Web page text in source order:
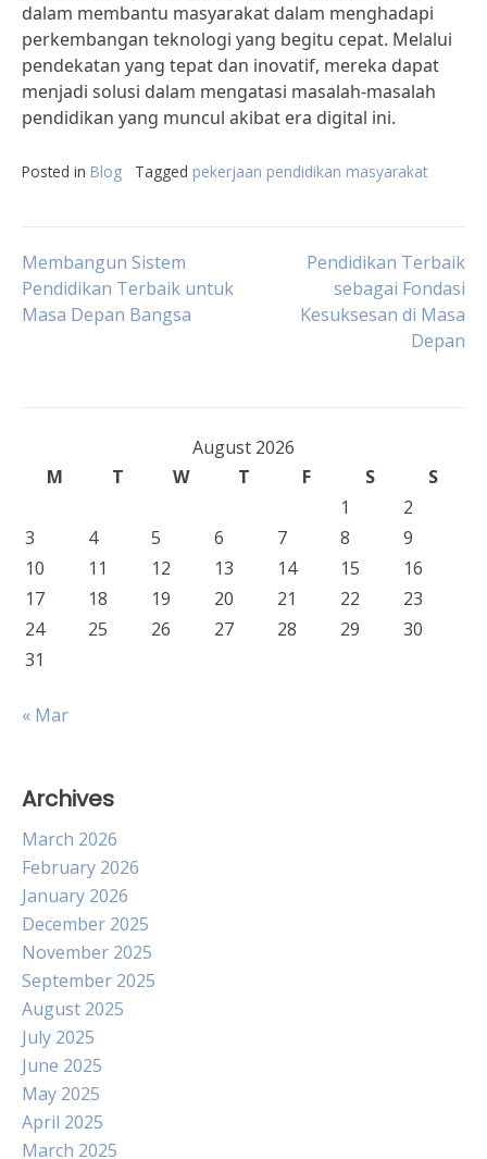
dalam membantu masyarakat dalam menghadapi
perkembangan teknologi yang begitu cepat. Melalui
pendekatan yang tepat dan inovatif, mereka dapat
menjadi solusi dalam mengatasi masalah-masalah
pendidikan yang muncul akibat era digital ini.
Posted in Blog Tagged pekerjaan pendidikan masyarakat
Post
navigation
Membangun Sistem
Pendidikan Terbaik untuk
Masa Depan Bangsa
Pendidikan Terbaik
sebagai Fondasi
Kesuksesan di Masa
Depan
August 2026
M
T W T F S
S
1
2
3
4 5 6 7 8
9
10
11 12 13 14 15
16
17
18 19 20 21 22
23
24
25 26 27 28 29
30
31
« Mar
Archives
March 2026
February 2026
January 2026
December 2025
November 2025
September 2025
August 2025
July 2025
June 2025
May 2025
April 2025
March 2025